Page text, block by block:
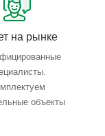
на рынке
объекты